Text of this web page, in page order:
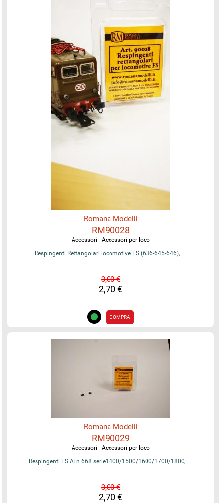
Romana Modelli
RM90028
Accessori - Accessori per loco
Respingenti Rettangolari locomotive FS (636-645-646), …
3,00 €
2,70 €
COMPRA
Romana Modelli
RM90029
Accessori - Accessori per loco
Respingenti FS ALn 668 serie1400/1500/1600/1700/1800, …
3,00 €
2,70 €